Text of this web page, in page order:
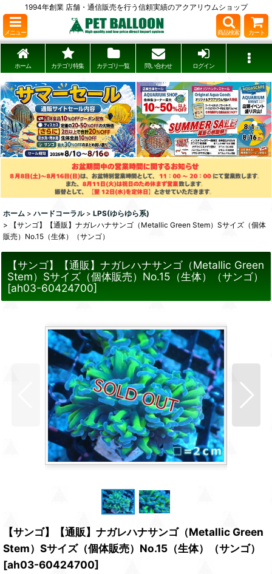
1994年創業 店舗・通信販売を行う信頼実績のアクアリウムショップ
メニュー 商品検索 カート
ホーム カテゴリ特集 カテゴリ一覧 問い合わせ ログイン
ホーム > ハードコーラル > LPS(ゆらゆら系)
>
【サンゴ】【通販】ナガレハナサンゴ（Metallic Green Stem）Sサイズ（個体
販売）No.15（生体）（サンゴ）
【サンゴ】【通販】ナガレハナサンゴ（Metallic Green
Stem）Sサイズ（個体販売）No.15（生体）（サンゴ）
[ah03-60424700]
【サンゴ】【通販】ナガレハナサンゴ（Metallic Green
Stem）Sサイズ（個体販売）No.15（生体）（サンゴ）
[ah03-60424700]